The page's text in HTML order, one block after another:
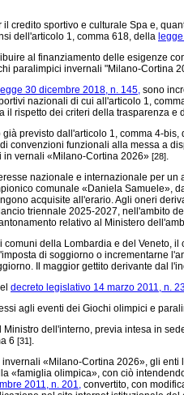
sportivo e culturale Spa e,
dell'articolo 1, comma 618, della
al finanziamento delle esigenze
paralimpici invernali "Milano-Cortina
legge 30 dicembre 2018, n. 145, sono
nazionali di cui all'articolo 1,
il rispetto dei criteri della trasparenza e
previsto dall'articolo 1, comma 4-bis,
funzionali alla messa a
in vernali «Milano-Cortina 2026» [28].
nazionale e internazionale per
comunale «Daniela Samuele»,
acquisite all'erario. Agli oneri
triennale 2025-2027, nell'ambito
relativo al Ministero
della Lombardia e del Veneto,
di soggiorno o incrementarne
Il maggior gettito derivante dal
decreto legislativo 14 marzo 2011, n.
agli eventi dei Giochi olimpici e
dell'interno, previa intesa in
6 [31].
«Milano-Cortina 2026», gli
olimpica», con ciò
2011, n. 201, convertito, con